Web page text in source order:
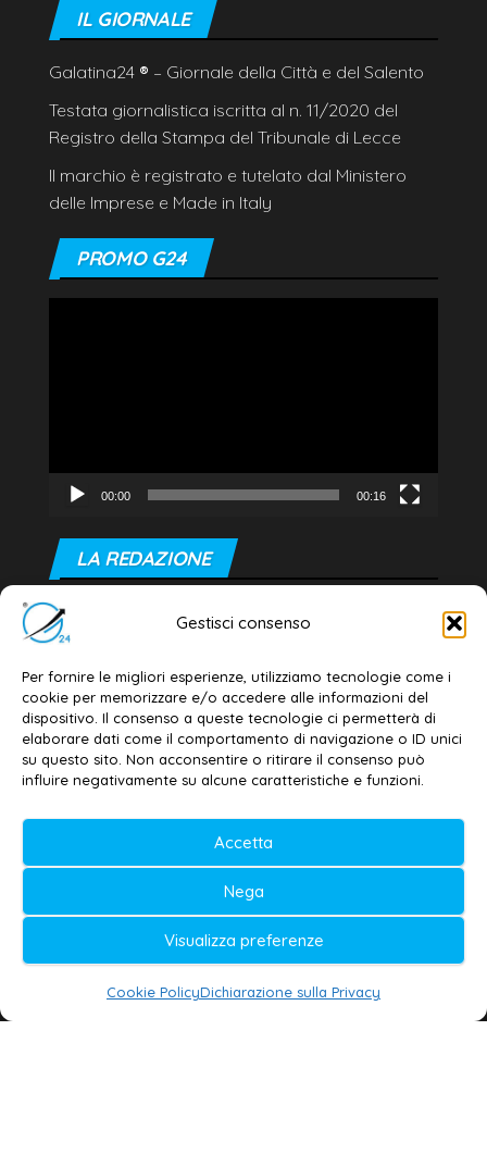
Gestisci consenso
Per fornire le migliori esperienze, utilizziamo tecnologie come i
cookie per memorizzare e/o accedere alle informazioni del
dispositivo. Il consenso a queste tecnologie ci permetterà di
elaborare dati come il comportamento di navigazione o ID unici
su questo sito. Non acconsentire o ritirare il consenso può
influire negativamente su alcune caratteristiche e funzioni.
Accetta
Nega
Visualizza preferenze
Cookie PolicyDichiarazione sulla Privacy
IL GIORNALE
Galatina24 ® – Giornale della Città e del Salento
Testata giornalistica iscritta al n. 11/2020 del
Registro della Stampa del Tribunale di Lecce
Il marchio è registrato e tutelato dal Ministero
delle Imprese e Made in Italy
PROMO G24
00:00 00:16
LA REDAZIONE
Editore e direttore responsabile:
Dott. Daniele G. Masciullo
Email: redazione@galatina24.it
Contatti –Disclaimer
Privacy policy –Cookie policy
Testata iscritta al n. 11/2020 Registro della
Stampa Tribunale di Lecce
Editore e direttore responsabile:
Daniele G. Masciullo